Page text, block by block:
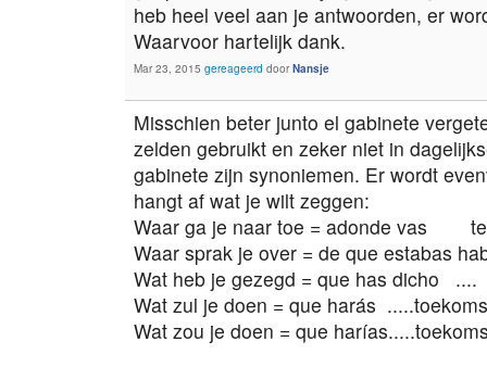
heb heel veel aan je antwoorden, er
Waarvoor hartelijk dank.
Mar 23, 2015 gereageerd doorNansje
Misschien beter junto el gabinete
zelden gebruikt en zeker niet in
gabinete zijn synoniemen. Er wordt
hangt af wat je wilt zeggen:
Waar ga je naar toe = adonde vas
Waar sprak je over = de que estabas
Wat heb je gezegd = que has dicho ....
Wat zul je doen = que harás
Wat zou je doen = que